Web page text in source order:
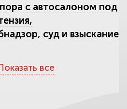
с автосалоном под
суд и взыскание
считает обманом и
все